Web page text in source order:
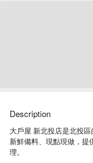
Description
大戶屋 新北投店是北投區
新鮮備料、現點現做，提
理。